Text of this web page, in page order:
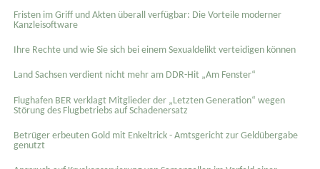
Fristen im Griff und Akten überall verfügbar: Die Vorteile moderner
Kanzleisoftware
Ihre Rechte und wie Sie sich bei einem Sexual­delikt verteidigen können
Land Sachsen verdient nicht mehr am DDR-Hit „Am Fenster“
Flughafen BER verklagt Mitglieder der „Letzten Generation“ wegen
Störung des Flugbetriebs auf Schadenersatz
Betrüger erbeuten Gold mit Enkeltrick - Amtsgericht zur Geldübergabe
genutzt